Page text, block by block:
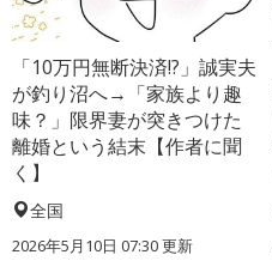
「10万円無断決済!?」誠実夫
が釣り沼へ→「家族より趣
味？」限界妻が突きつけた
離婚という結末【作者に聞
く】
全国
2026年5月10日 07:30 更新